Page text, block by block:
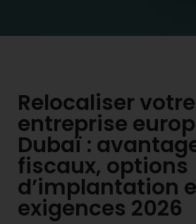
Relocaliser votre
entreprise
Dubaï :
fiscaux, options
d’implantation
exigences 2026